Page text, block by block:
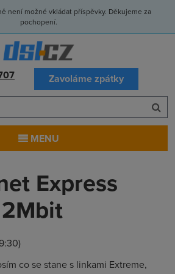
není možné vkládat příspěvky. Děkujeme za
pochopení.
Zavoláme zpátky
MENU
Express
co se stane s linkami Extreme,